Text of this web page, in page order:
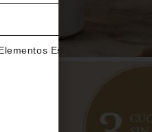
Esenciales.*